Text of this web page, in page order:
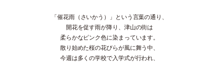
「催花雨（さいかう）」という言葉の通り、
開花を促す雨が降り、津山の街は
柔らかなピンク色に染まっています。
散り始めた桜の花びらが風に舞う中、
今週は多くの学校で入学式が行われ、